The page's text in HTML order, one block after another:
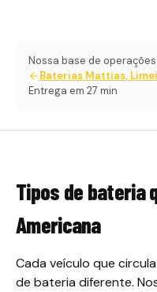
Nossa base de operações
Baterias Mattias,
Entrega em 27 min
Tipos de bateria
Americana
Cada veículo que
de bateria diferente.